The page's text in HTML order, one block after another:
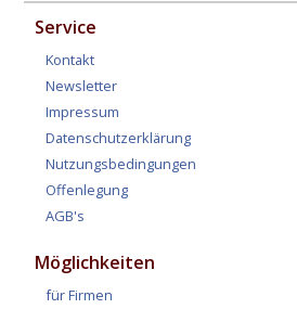
Service
Kontakt
Newsletter
Impressum
Datenschutzerklärung
Nutzungsbedingungen
Offenlegung
AGB's
Möglichkeiten
für Firmen